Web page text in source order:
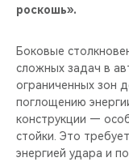
роскошь».
Боковые
сложных задач в
ограниченных зон
поглощению
конструкции —
стойки. Это
энергией удара и